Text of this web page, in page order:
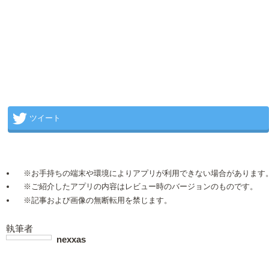
ツイート
※お手持ちの端末や環境によりアプリが利用できない場合があります。
※ご紹介したアプリの内容はレビュー時のバージョンのものです。
※記事および画像の無断転用を禁じます。
執筆者
nexxas